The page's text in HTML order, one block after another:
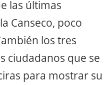
las últimas
Canseco, poco
los tres
ciudadanos que se
para mostrar su